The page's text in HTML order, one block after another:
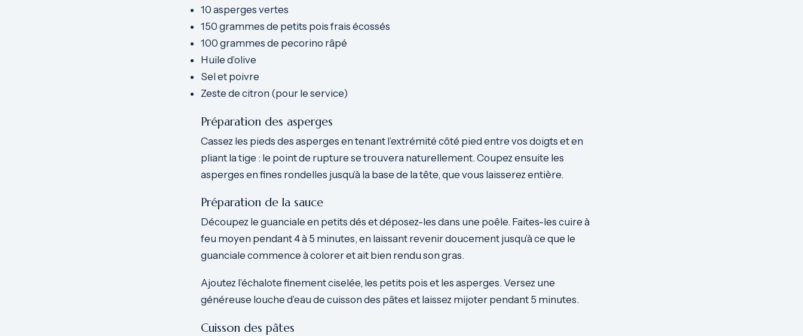
10 asperges vertes
150 grammes de petits pois frais écossés
100 grammes de pecorino râpé
Huile d’olive
Sel et poivre
Zeste de citron (pour le service)
Préparation des asperges
Cassez les pieds des asperges en tenant l’extrémité côté pied entre vos doigts et en
pliant la tige : le point de rupture se trouvera naturellement. Coupez ensuite les
asperges en fines rondelles jusqu’à la base de la tête, que vous laisserez entière.
Préparation de la sauce
Découpez le guanciale en petits dés et déposez-les dans une poêle. Faites-les cuire à
feu moyen pendant 4 à 5 minutes, en laissant revenir doucement jusqu’à ce que le
guanciale commence à colorer et ait bien rendu son gras.
Ajoutez l’échalote finement ciselée, les petits pois et les asperges. Versez une
généreuse louche d’eau de cuisson des pâtes et laissez mijoter pendant 5 minutes.
Cuisson des pâtes